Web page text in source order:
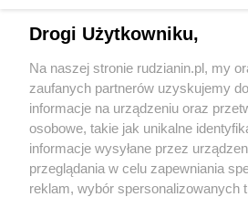
3 / 0
Wydawca mediów
Drogi Użytkowniku,
Na naszej stronie rudzianin.pl, my
zaufanych partnerów uzyskujemy
informacje na urządzeniu oraz
osobowe, takie jak unikalne
informacje wysyłane przez
przeglądania w celu zapewniania
reklam, wybór spersonalizowanych